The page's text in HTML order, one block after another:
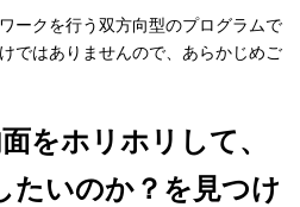
ークを行う双方向型のプログラムで
ではありませんので、あらかじめご
をホリホリして、
たいのか？を見つけ